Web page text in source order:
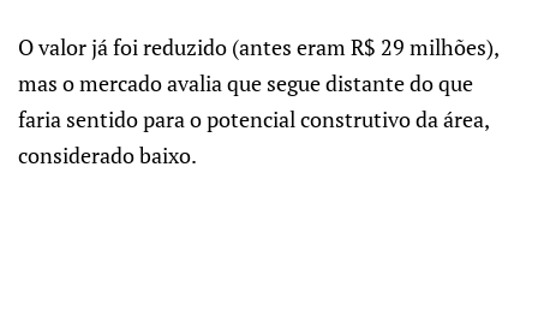
O valor já foi reduzido (antes eram R$ 29 milhões),
mas o mercado avalia que segue distante do que
faria sentido para o potencial construtivo da área,
considerado baixo.